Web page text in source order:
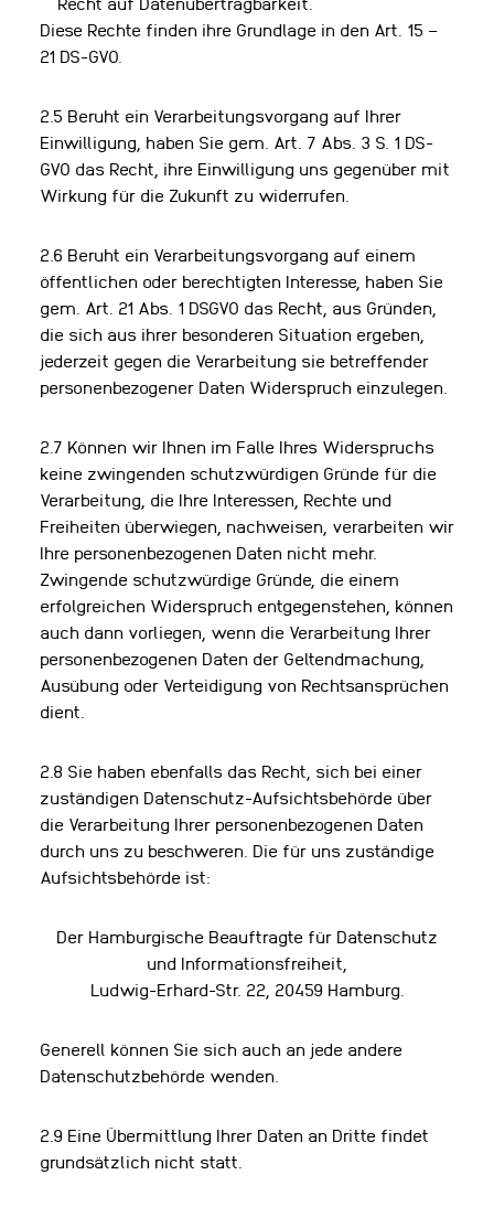
Diese Rechte finden ihre Grundlage in den Art. 15 –
21 DS-GVO.
2.5 Beruht ein Verarbeitungsvorgang auf Ihrer
Einwilligung, haben Sie gem. Art. 7 Abs. 3 S. 1 DS-
GVO das Recht, ihre Einwilligung uns gegenüber mit
Wirkung für die Zukunft zu widerrufen.
2.6 Beruht ein Verarbeitungsvorgang auf einem
öffentlichen oder berechtigten Interesse, haben Sie
gem. Art. 21 Abs. 1 DSGVO das Recht, aus Gründen,
die sich aus ihrer besonderen Situation ergeben,
jederzeit gegen die Verarbeitung sie betreffender
personenbezogener Daten Widerspruch einzulegen.
2.7 Können wir Ihnen im Falle Ihres Widerspruchs
keine zwingenden schutzwürdigen Gründe für die
Verarbeitung, die Ihre Interessen, Rechte und
Freiheiten überwiegen, nachweisen, verarbeiten wir
Ihre personenbezogenen Daten nicht mehr.
Zwingende schutzwürdige Gründe, die einem
erfolgreichen Widerspruch entgegenstehen, können
auch dann vorliegen, wenn die Verarbeitung Ihrer
personenbezogenen Daten der Geltendmachung,
Ausübung oder Verteidigung von Rechtsansprüchen
dient.
2.8 Sie haben ebenfalls das Recht, sich bei einer
zuständigen Datenschutz-Aufsichtsbehörde über
die Verarbeitung Ihrer personenbezogenen Daten
durch uns zu beschweren. Die für uns zuständige
Aufsichtsbehörde ist:
Der Hamburgische Beauftragte für Datenschutz
und Informationsfreiheit,
Ludwig-Erhard-Str. 22, 20459 Hamburg.
Generell können Sie sich auch an jede andere
Datenschutzbehörde wenden.
2.9 Eine Übermittlung Ihrer Daten an Dritte findet
grundsätzlich nicht statt.